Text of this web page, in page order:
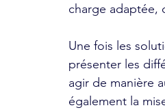
charge adaptée,
Une fois les
présenter les
agir de manière
également la